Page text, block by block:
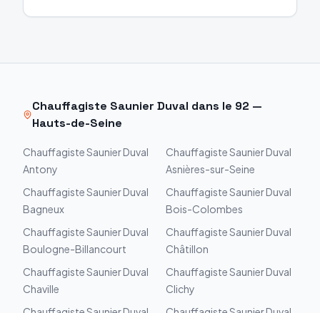
Chauffagiste Saunier Duval dans le 92 —
Hauts-de-Seine
ChauffagisteSaunier Duval
Antony
ChauffagisteSaunier Duval
Asnières-sur-Seine
ChauffagisteSaunier Duval
Bagneux
ChauffagisteSaunier Duval
Bois-Colombes
ChauffagisteSaunier Duval
Boulogne-Billancourt
ChauffagisteSaunier Duval
Châtillon
ChauffagisteSaunier Duval
Chaville
ChauffagisteSaunier Duval
Clichy